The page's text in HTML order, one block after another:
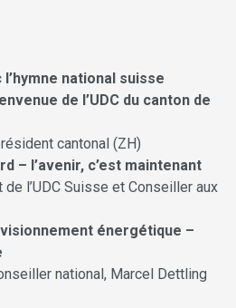
national suisse
de l’UDC du canton de
cantonal (ZH)
– l’avenir, c’est maintenant
l’UDC Suisse et Conseiller aux
énergétique –
national, Marcel Dettling